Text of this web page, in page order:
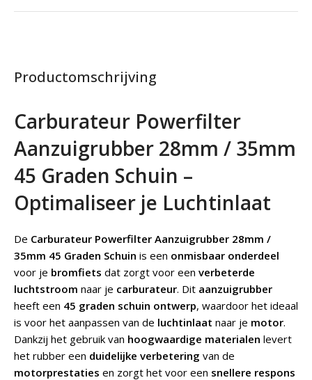
Productomschrijving
Carburateur Powerfilter
Aanzuigrubber 28mm / 35mm
45 Graden Schuin –
Optimaliseer je Luchtinlaat
De Carburateur Powerfilter Aanzuigrubber 28mm /
35mm 45 Graden Schuin is een onmisbaar onderdeel
voor je bromfiets dat zorgt voor een verbeterde
luchtstroom naar je carburateur. Dit aanzuigrubber
heeft een 45 graden schuin ontwerp, waardoor het ideaal
is voor het aanpassen van de luchtinlaat naar je motor.
Dankzij het gebruik van hoogwaardige materialen levert
het rubber een duidelijke verbetering van de
motorprestaties en zorgt het voor een snellere respons